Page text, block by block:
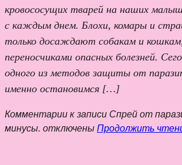
кровососущих тварей на наших
с каждым днем. Блохи, комары и
только досаждают собакам и
переносчиками опасных болезней.
одного из методов защиты от
именно остановимся […]
Комментарии к записи Спрей от
минусы. отключены Продолжить